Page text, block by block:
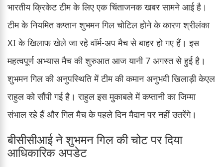
भारतीय क्रिकेट टीम के लिए एक चिंताजनक खबर सामने आई है।
टीम के नियमित कप्तान शुभमन गिल चोटिल होने के कारण श्रीलंका
XI के खिलाफ खेले जा रहे वॉर्म-अप मैच से बाहर हो गए हैं। इस
महत्वपूर्ण अभ्यास मैच की शुरुआत आज यानी 7 अगस्त से हुई है।
शुभमन गिल की अनुपस्थिति में टीम की कमान अनुभवी खिलाड़ी केएल
राहुल को सौंपी गई है। राहुल इस मुकाबले में कप्तानी का जिम्मा
संभाल रहे हैं और गिल मैच के पहले दिन मैदान पर नहीं उतरेंगे।
बीसीसीआई ने शुभमन गिल की चोट पर दिया
आधिकारिक अपडेट